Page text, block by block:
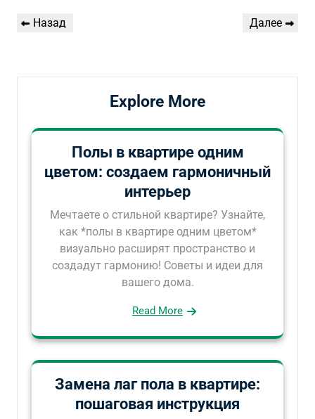
Навигация
Предыдущая
Назад
Следующая
Далее
Explore More
Полы в квартире одним
цветом: создаем гармоничный
интерьер
Мечтаете о стильной квартире? Узнайте,
как *полы в квартире одним цветом*
визуально расширят пространство и
создадут гармонию! Советы и идеи для
вашего дома.
Read More
Замена лаг пола в квартире:
пошаговая инструкция